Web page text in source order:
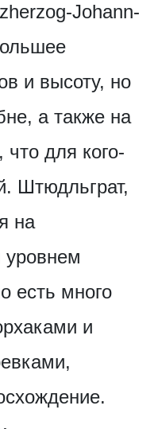
Johann-
и высоту, но
а также на
что для кого-
Штюдльграт,
на
уровнем
есть много
и